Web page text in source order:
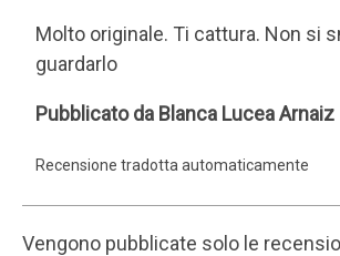
Molto originale. Ti cattura. Non si
guardarlo
Blanca
Arnaiz
Pubblicato da Blanca Lucea Arnaiz
Recensione tradotta automaticamente
Vengono pubblicate solo le